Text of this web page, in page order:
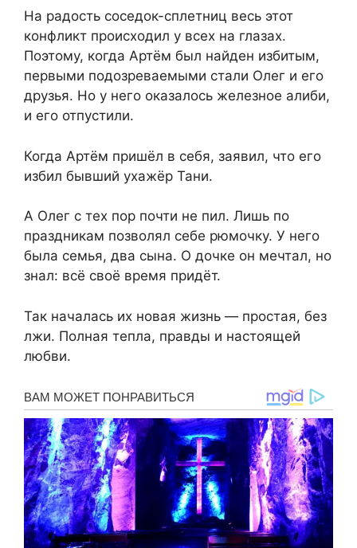
На радость соседок-сплетниц весь этот
конфликт происходил у всех на глазах.
Поэтому, когда Артём был найден избитым,
первыми подозреваемыми стали Олег и его
друзья. Но у него оказалось железное алиби,
и его отпустили.
Когда Артём пришёл в себя, заявил, что его
избил бывший ухажёр Тани.
А Олег с тех пор почти не пил. Лишь по
праздникам позволял себе рюмочку. У него
была семья, два сына. О дочке он мечтал, но
знал: всё своё время придёт.
Так началась их новая жизнь — простая, без
лжи. Полная тепла, правды и настоящей
любви.